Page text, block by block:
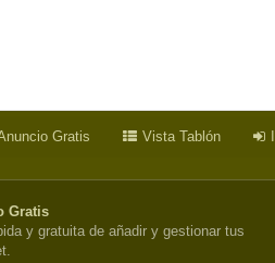
Gratis Vista Tablón
Gratis
y gratuita de añadir y gestionar tus